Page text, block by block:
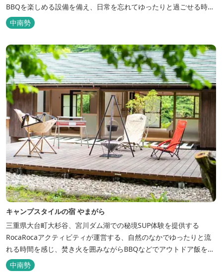
BBQを楽しめる設備を備え、日常を忘れてゆったりと過ごせる時間
が広がります。ペット同伴も可能で、愛犬と一緒に自然を満喫でき
るのも魅力です。 【営業時間】 チェックイン 15：00（早めのチ
【定...
中南勢
キャンプスタイルの宿 やまがら
三重県大台町大杉谷、宮川ダム湖での秘境SUP体験を提供する
RocaRocaアクティビティが運営する、自然のなかでゆったりと流
れる時間を感じ、焚き火を囲みながらBBQなどでアウトドア飯を愉
しめる宿。 ベッドルーム以外でも、満点の星空を眺めながらテント
中南勢